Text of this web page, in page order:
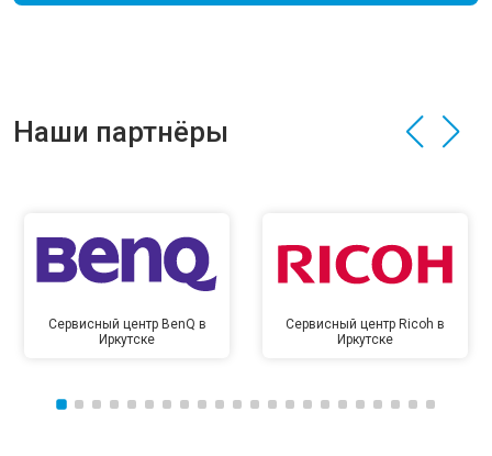
Наши партнёры
Сервисный центр BenQ в
Иркутске
Сервисный центр Ricoh в
Иркутске